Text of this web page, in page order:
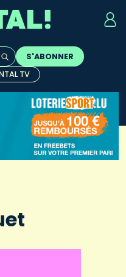
sont
S'ABONNER
TV